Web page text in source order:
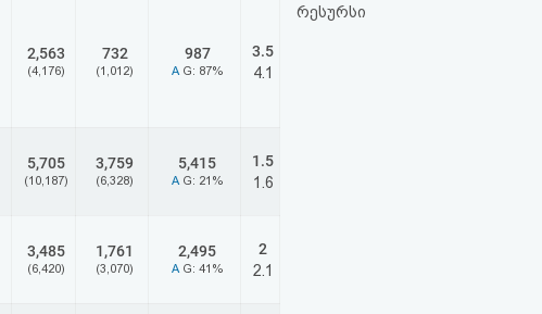
2,563
(4,176)
732
(1,012)
987
A G: 87%
3.5
4.1
5,705
(10,187)
3,759
(6,328)
5,415
A G: 21%
1.5
1.6
3,485
(6,420)
1,761
(3,070)
2,495
A G: 41%
2
2.1
რესურსი